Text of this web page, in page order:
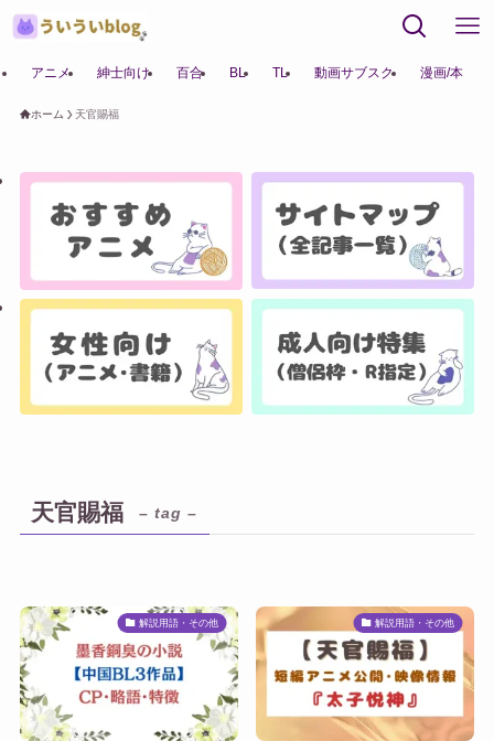
アニメ 紳士向け 百合 BL TL 動画サブスク 漫画/本
ホーム 天官賜福
天官賜福 – tag –
解説用語・その他 解説用語・その他